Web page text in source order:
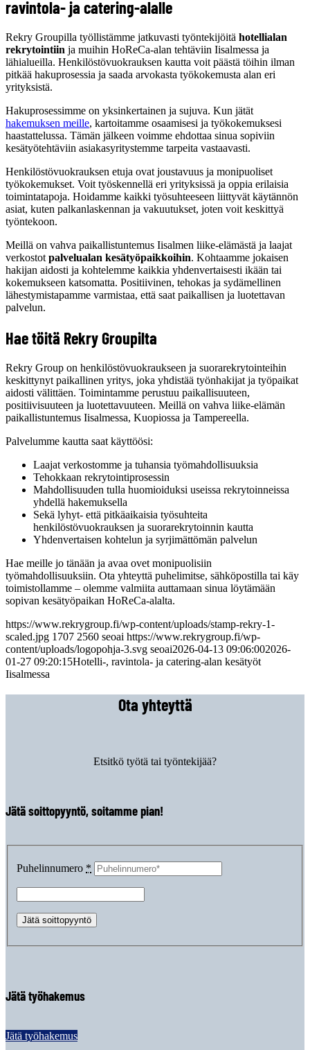
ravintola- ja catering-alalle
Rekry Groupilla työllistämme jatkuvasti työntekijöitä hotellialan
rekrytointiin ja muihin HoReCa-alan tehtäviin Iisalmessa ja
lähialueilla. Henkilöstövuokrauksen kautta voit päästä töihin ilman
pitkää hakuprosessia ja saada arvokasta työkokemusta alan eri
yrityksistä.
Hakuprosessimme on yksinkertainen ja sujuva. Kun jätät
hakemuksen meille, kartoitamme osaamisesi ja työkokemuksesi
haastattelussa. Tämän jälkeen voimme ehdottaa sinua sopiviin
kesätyötehtäviin asiakasyritystemme tarpeita vastaavasti.
Henkilöstövuokrauksen etuja ovat joustavuus ja monipuoliset
työkokemukset. Voit työskennellä eri yrityksissä ja oppia erilaisia
toimintatapoja. Hoidamme kaikki työsuhteeseen liittyvät käytännön
asiat, kuten palkanlaskennan ja vakuutukset, joten voit keskittyä
työntekoon.
Meillä on vahva paikallistuntemus Iisalmen liike-elämästä ja laajat
verkostot palvelualan kesätyöpaikkoihin. Kohtaamme jokaisen
hakijan aidosti ja kohtelemme kaikkia yhdenvertaisesti ikään tai
kokemukseen katsomatta. Positiivinen, tehokas ja sydämellinen
lähestymistapamme varmistaa, että saat paikallisen ja luotettavan
palvelun.
Hae töitä Rekry Groupilta
Rekry Group on henkilöstövuokraukseen ja suorarekrytointeihin
keskittynyt paikallinen yritys, joka yhdistää työnhakijat ja työpaikat
aidosti välittäen. Toimintamme perustuu paikallisuuteen,
positiivisuuteen ja luotettavuuteen. Meillä on vahva liike-elämän
paikallistuntemus Iisalmessa, Kuopiossa ja Tampereella.
Palvelumme kautta saat käyttöösi:
Laajat verkostomme ja tuhansia työmahdollisuuksia
Tehokkaan rekrytointiprosessin
Mahdollisuuden tulla huomioiduksi useissa rekrytoinneissa
yhdellä hakemuksella
Sekä lyhyt- että pitkäaikaisia työsuhteita
henkilöstövuokrauksen ja suorarekrytoinnin kautta
Yhdenvertaisen kohtelun ja syrjimättömän palvelun
Hae meille jo tänään ja avaa ovet monipuolisiin
työmahdollisuuksiin. Ota yhteyttä puhelimitse, sähköpostilla tai käy
toimistollamme – olemme valmiita auttamaan sinua löytämään
sopivan kesätyöpaikan HoReCa-alalta.
https://www.rekrygroup.fi/wp-content/uploads/stamp-rekry-1-
scaled.jpg 1707 2560 seoai https://www.rekrygroup.fi/wp-
content/uploads/logopohja-3.svg seoai2026-04-13 09:06:002026-
01-27 09:20:15Hotelli-, ravintola- ja catering-alan kesätyöt
Iisalmessa
Ota yhteyttä
Etsitkö työtä tai työntekijää?
Jätä soittopyyntö, soitamme pian!
Puhelinnumero *
Jätä työhakemus
Jätä työhakemus